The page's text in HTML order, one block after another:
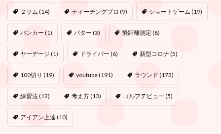
２サム (14) ティーチングプロ (9) ショートゲーム (19)
バンカー (1) パター (3) 飛距離測定 (8)
ヤーデージ (1) ドライバー (6) 新型コロナ (5)
100切り (19) youtube(191) ラウンド (173)
練習法(12) 考え方(13) ゴルフデビュー (5)
アイアン上達 (10)